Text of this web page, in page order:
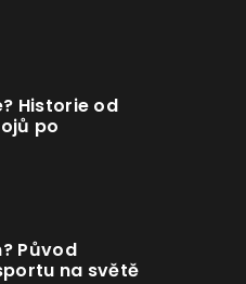
Historie od
po
Původ
na světě